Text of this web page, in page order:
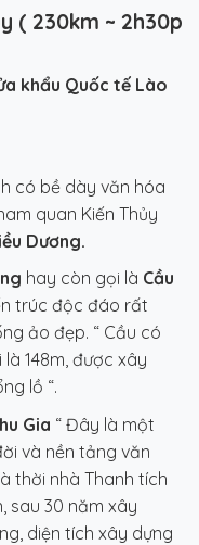
( 230km ~ 2h30p
khẩu Quốc tế Lào
có bề dày văn hóa
quan Kiến Thủy
Dương.
hay còn gọi là Cầu
trúc độc đáo rất
ảo đẹp. “ Cầu có
148m, được xây
lồ “.
Gia “ Đây là một
và nền tảng văn
thời nhà Thanh tích
sau 30 năm xây
diện tích xây dựng